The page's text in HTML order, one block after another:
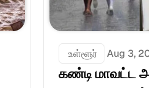
உள்ளூர் Aug 3,
கண்டி மாவட்ட